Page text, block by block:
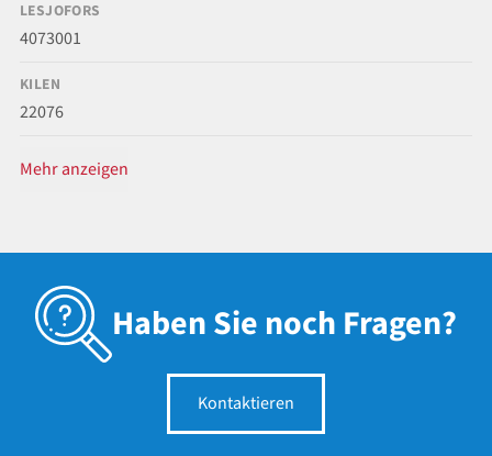
LESJOFORS
4073001
KILEN
22076
Mehr anzeigen
Haben Sie noch Fragen?
Kontaktieren